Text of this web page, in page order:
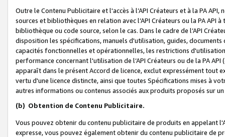
Outre le Contenu Publicitaire et l'accès à l’API Créateurs et à la PA
sources et bibliothèques en relation avec l’API Créateurs ou la PA
bibliothèque ou code source, selon le cas. Dans le cadre de l’API
disposition les spécifications, manuels d'utilisation, guides,
capacités fonctionnelles et opérationnelles, les restrictions
performance concernant l'utilisation de l’API Créateurs ou de la PA
apparaît dans le présent Accord de licence, exclut expressément tout
vertu d'une licence distincte, ainsi que toutes Spécifications mises à
autres informations ou contenus associés aux produits proposés sur
(b) Obtention de Contenu Publicitaire.
Vous pouvez obtenir du contenu publicitaire de produits en appelant
expresse, vous pouvez également obtenir du contenu publicitaire de